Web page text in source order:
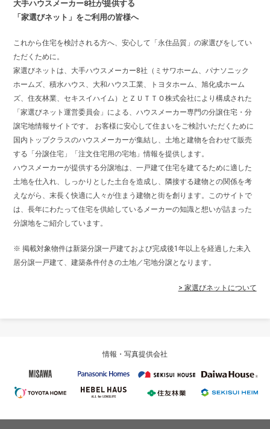
大手ハウスメーカー8社が提供する
「家選びネット」をご利用の皆様へ
これから住宅を検討される方へ、安心して「永住品質」の家選びをしてい
ただくために。
家選びネットは、大手ハウスメーカー8社（ミサワホーム、パナソニック
ホームズ、積水ハウス、大和ハウス工業、トヨタホーム、旭化成ホーム
ズ、住友林業、セキスイハイム）とＺＵＴＴＯ株式会社により構成された
「家選びネット運営委員会」による、ハウスメーカー専門の分譲住宅・分
譲宅地情報サイトです。 お客様に安心して住まいをご検討いただくために
国内トップクラスのハウスメーカーが集結し、土地と建物を合わせて販売
する「分譲住宅」「注文住宅用の宅地」情報を提供します。
ハウスメーカーが提供する分譲地は、一戸建て住宅を建てるために適した
土地を仕入れ、しっかりとした土台を造成し、隣接する建物との関係を考
えながら、末長く快適に人々が住まう建物と街を創ります。このサイトで
は、長年にわたって住宅を供給しているメーカーの知識と想いが詰まった
分譲地をご紹介しています。
※ 掲載対象物件は新築分譲一戸建ておよび完成後1年以上を経過した未入
居分譲一戸建て、建築条件付きの土地／宅地分譲となります。
> 家選びネットについて
情報・写真提供会社